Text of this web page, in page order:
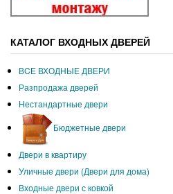
КАТАЛОГ ВХОДНЫХ ДВЕРЕЙ
ВCЕ ВХОДНЫЕ ДВЕРИ
Разпродажа дверей
Нестандартные двери
Бюджетные двери
Двери в квартиру
Уличные двери (Двери для дома)
Входные двери с ковкой